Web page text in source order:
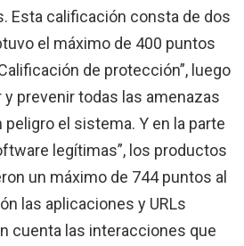
Esta calificación consta de dos
el máximo de 400 puntos
de protección”, luego
y prevenir todas las amenazas
peligro el sistema. Y en la parte
legítimas”, los productos
un máximo de 744 puntos al
las aplicaciones y URLs
cuenta las interacciones que